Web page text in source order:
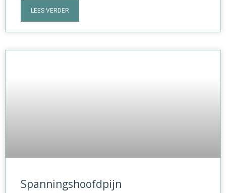
LEES VERDER
Spanningshoofdpijn